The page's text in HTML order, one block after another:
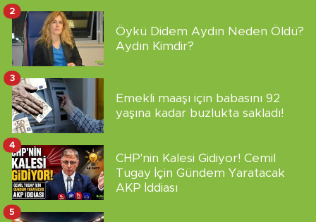
Öykü Didem Aydın Neden Öldü?
Aydın Kimdir?
2
Emekli maaşı için babasını 92
yaşına kadar buzlukta sakladı!
3
CHP'nin Kalesi Gidiyor! Cemil
Tugay İçin Gündem Yaratacak
AKP İddiası
4
5